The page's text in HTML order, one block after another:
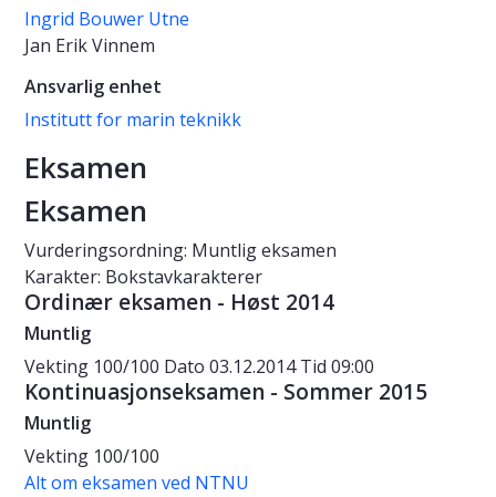
Ingrid Bouwer Utne
Jan Erik Vinnem
Ansvarlig enhet
Institutt for marin teknikk
Eksamen
Eksamen
Vurderingsordning: Muntlig eksamen
Karakter: Bokstavkarakterer
Ordinær eksamen - Høst 2014
Muntlig
Vekting 100/100 Dato 03.12.2014Tid 09:00
Kontinuasjonseksamen - Sommer 2015
Muntlig
Vekting 100/100
Alt om eksamen ved NTNU